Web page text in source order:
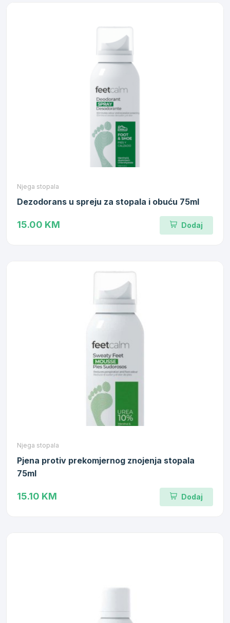
Njega stopala
Dezodorans u spreju za stopala i obuću 75ml
15.00 KM Dodaj
Njega stopala
Pjena protiv prekomjernog znojenja stopala
75ml
15.10 KM Dodaj